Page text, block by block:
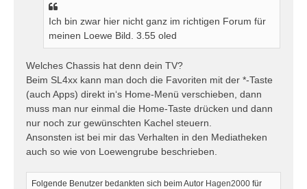
r
a
g
Ich bin zwar hier nicht ganz im richtigen Forum für
meinen Loewe Bild. 3.55 oled
Welches Chassis hat denn dein TV?
Beim SL4xx kann man doch die Favoriten mit der *-Taste
(auch Apps) direkt in‘s Home-Menü verschieben, dann
muss man nur einmal die Home-Taste drücken und dann
nur noch zur gewünschten Kachel steuern.
Ansonsten ist bei mir das Verhalten in den Mediatheken
auch so wie von Loewengrube beschrieben.
Folgende Benutzer bedankten sich beim Autor Hagen2000 für